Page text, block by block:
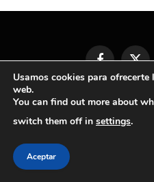
ACERCA DE MUNDO
CONTÁCTANOS
POLÍTICA GENERAL SOBRE
Usamos cookies para ofrecerte
web.
You can find out more about
switch them off in settings.
Aceptar